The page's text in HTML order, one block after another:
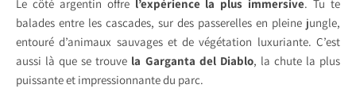
Le côté argentin offre l’expérience la plus immersive. Tu te
balades entre les cascades, sur des passerelles en pleine jungle,
entouré d’animaux sauvages et de végétation luxuriante. C’est
aussi là que se trouve la Garganta del Diablo, la chute la plus
puissante et impressionnante du parc.